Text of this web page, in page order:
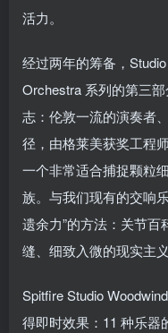
活力。
经过两年的筹备，
Orchestra 系列的第三
志：伦敦一流的演奏者
径，由格莱美获奖工程
一个非常适合捕捉颗粒
族。与我们现有的交响
遗余力”的方法：关节
缝、细致入微的现实主义
Spitfire Studio
得即时效果：11 种乐器